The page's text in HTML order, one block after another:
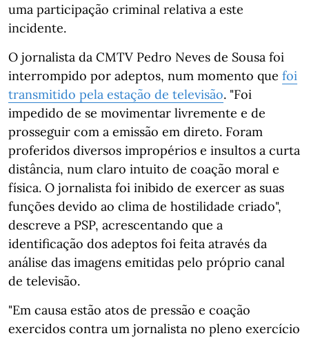
uma participação criminal relativa a este
incidente.
O jornalista da CMTV Pedro Neves de Sousa foi
interrompido por adeptos, num momento que foi
transmitido pela estação de televisão. "Foi
impedido de se movimentar livremente e de
prosseguir com a emissão em direto. Foram
proferidos diversos impropérios e insultos a curta
distância, num claro intuito de coação moral e
física. O jornalista foi inibido de exercer as suas
funções devido ao clima de hostilidade criado",
descreve a PSP, acrescentando que a
identificação dos adeptos foi feita através da
análise das imagens emitidas pelo próprio canal
de televisão.
"Em causa estão atos de pressão e coação
exercidos contra um jornalista no pleno exercício